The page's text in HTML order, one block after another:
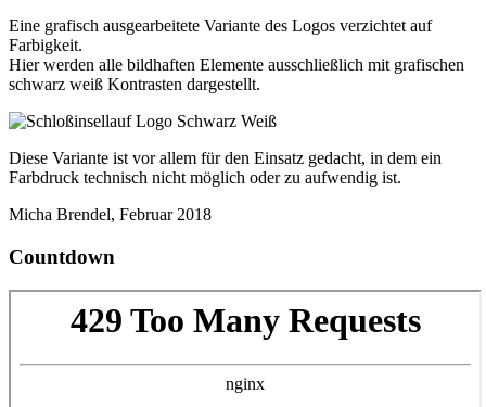
Eine grafisch ausgearbeitete Variante des Logos verzichtet auf
Farbigkeit.
Hier werden alle bildhaften Elemente ausschließlich mit grafischen
schwarz weiß Kontrasten dargestellt.
Diese Variante ist vor allem für den Einsatz gedacht, in dem ein
Farbdruck technisch nicht möglich oder zu aufwendig ist.
Micha Brendel, Februar 2018
Countdown